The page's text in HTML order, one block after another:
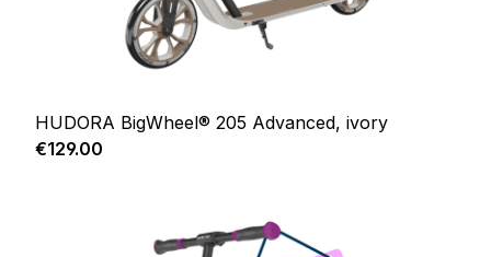
HUDORA BigWheel® 205 Advanced, ivory
Regular price:
€129.00